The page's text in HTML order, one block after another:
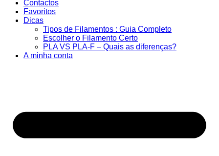
Contactos
Favoritos
Dicas
Tipos de Filamentos : Guia Completo
Escolher o Filamento Certo
PLA VS PLA-F – Quais as diferenças?
A minha conta